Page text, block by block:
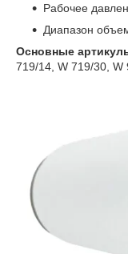
Рабочее
Диапазон
Основные
719/14, W 719/30, W